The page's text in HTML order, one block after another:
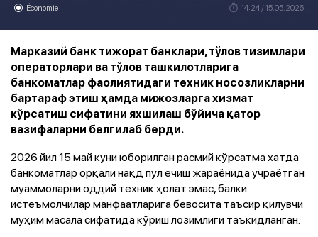
Économie 14:24 / 15.05.2026
Марказий банк тижорат банклари, тўлов тизимлари
операторлари ва тўлов ташкилотларига
банкоматлар фаолиятидаги техник носозликларни
бартараф этиш ҳамда мижозларга хизмат
кўрсатиш сифатини яхшилаш бўйича қатор
вазифаларни белгилаб берди.
2026 йил 15 май куни юборилган расмий кўрсатма хатда
банкоматлар орқали нақд пул ечиш жараёнида учраётган
муаммоларни оддий техник ҳолат эмас, балки
истеъмолчилар манфаатларига бевосита таъсир қилувчи
муҳим масала сифатида кўриш лозимлиги таъкидланган.